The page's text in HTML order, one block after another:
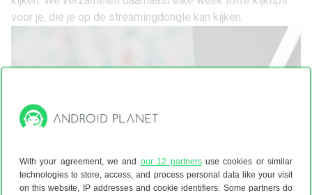
With your agreement, we and our 12 partnersuse cookies or similar
technologies to store, access, and process personal data like your visit
on this website, IP addresses and cookie identifiers. Some partners do
voor je, die je op de streamingdongle kan kijken.